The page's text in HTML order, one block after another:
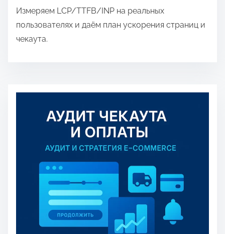
Измеряем LCP/TTFB/INP на реальных
пользователях и даём план ускорения страниц и
чекаута.